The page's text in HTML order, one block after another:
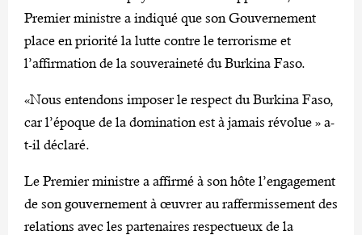
Premier ministre a indiqué que son Gouvernement
place en priorité la lutte contre le terrorisme et
l’affirmation de la souveraineté du Burkina Faso.
«Nous entendons imposer le respect du Burkina Faso,
car l’époque de la domination est à jamais révolue » a-
t-il déclaré.
Le Premier ministre a affirmé à son hôte l’engagement
de son gouvernement à œuvrer au raffermissement des
relations avec les partenaires respectueux de la